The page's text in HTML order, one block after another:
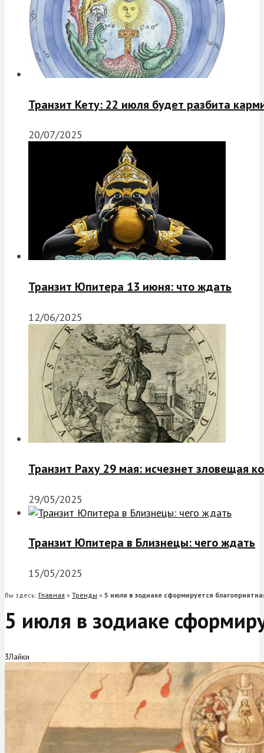
Транзит Кету: 22 июля будет разбита
20/07/2025
Транзит Юпитера 13 июня: что ждать
12/06/2025
Транзит Раху 29 мая: исчезнет зловещая
29/05/2025
Транзит Юпитера в Близнецы: чего ждать
15/05/2025
Вы здесь: Главная » Тренды » 5 июля в зодиаке сформируется
5 июля в зодиаке
3Лайки